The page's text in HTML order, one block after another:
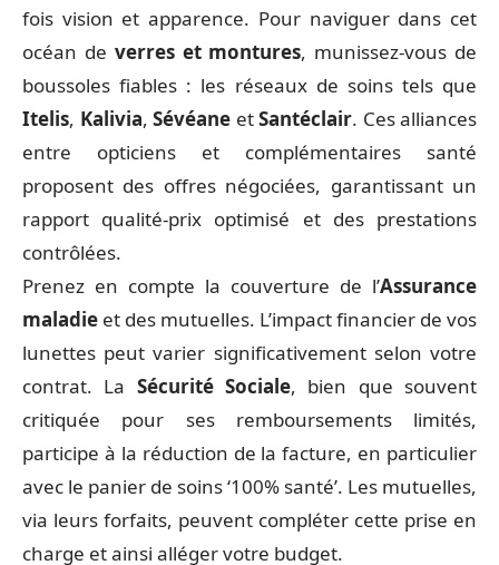
fois vision et apparence. Pour naviguer dans cet
océan de verres et montures, munissez-vous de
boussoles fiables : les réseaux de soins tels que
Itelis, Kalivia, Sévéane etSantéclair. Ces alliances
entre opticiens et complémentaires santé
proposent des offres négociées, garantissant un
rapport qualité-prix optimisé et des prestations
contrôlées.
Prenez en compte la couverture de l’Assurance
maladie et des mutuelles. L’impact financier de vos
lunettes peut varier significativement selon votre
contrat. La Sécurité Sociale, bien que souvent
critiquée pour ses remboursements limités,
participe à la réduction de la facture, en particulier
avec le panier de soins ‘100% santé’. Les mutuelles,
via leurs forfaits, peuvent compléter cette prise en
charge et ainsi alléger votre budget.